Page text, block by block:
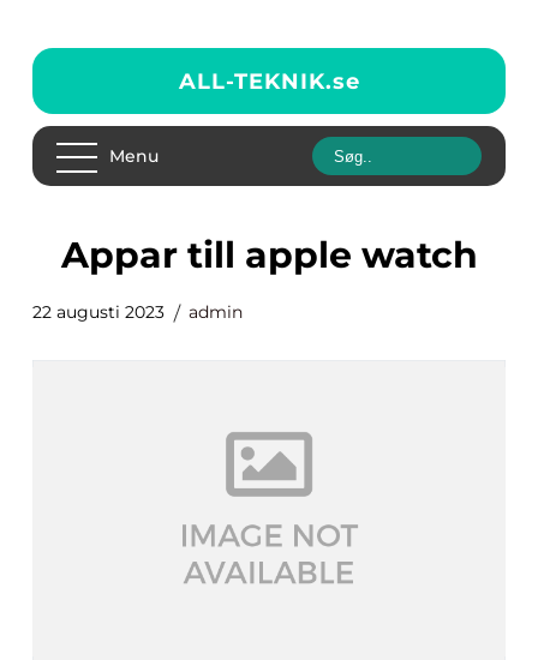
ALL-TEKNIK.se
Menu
appar till apple watch
22 augusti 2023 admin